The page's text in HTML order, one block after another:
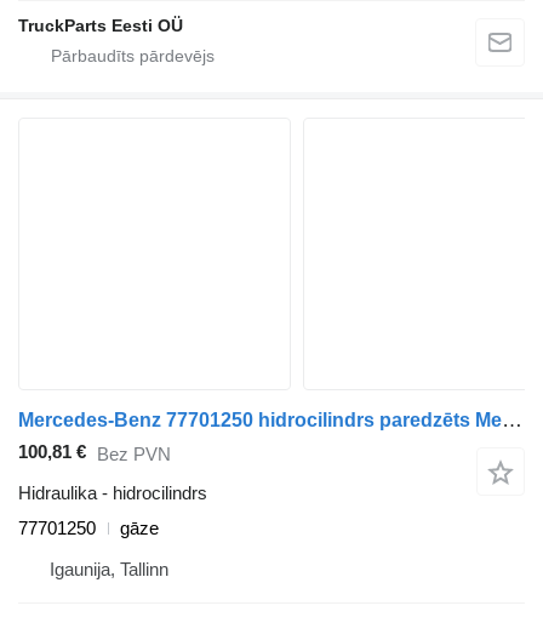
TruckParts Eesti OÜ
Mercedes-Benz 77701250 hidrocilindrs paredzēts Mercedes-Benz Econic (1998-2014) vilcēja
100,81 € Bez PVN
Hidraulika - hidrocilindrs
77701250
gāze
Igaunija, Tallinn